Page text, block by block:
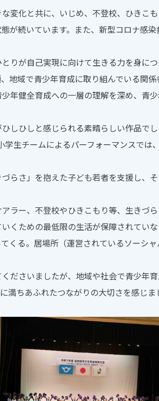
変化と共に、いじめ、不登校、ひきこ
が続いています。また、新型コロナ感
りが自己実現に向けて生きる力を身に
地域で青少年育成に取り組んでいる関
健全育成への一層の理解を深め、青
しひしと感じられる素晴らしい作品でし
生チームによるパーフォーマンスで
らさ」を抱えた子ども若者を支援し、
ラー、不登校やひきこもり等、生きづ
くための最低限の生活が保障されてい
くる。居場所（運営されているソーシ
ださいましたが、地域や社会で青少年
満ちあふれたつながりの大切さを感じま